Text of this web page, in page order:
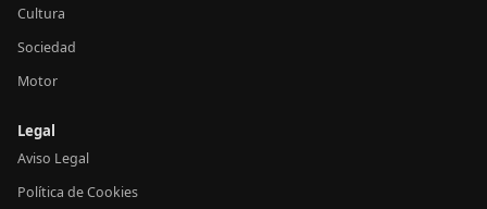
Cultura
Sociedad
Motor
Legal
Aviso Legal
Política de Cookies